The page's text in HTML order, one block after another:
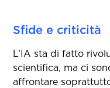
Sfide e criticità
L’IA sta di fatto
scientifica, ma ci
affrontare